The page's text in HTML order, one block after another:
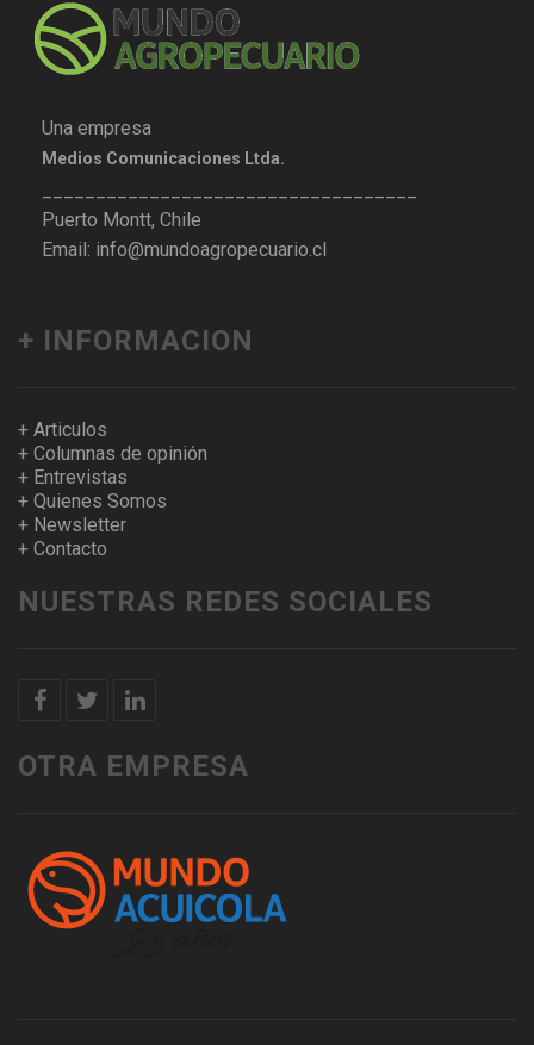
Una empresa
Medios Comunicaciones Ltda.
Puerto Montt, Chile
Email: info@mundoagropecuario.cl
+ INFORMACION
+ Articulos
+ Columnas de opinión
+ Entrevistas
+ Quienes Somos
+ Newsletter
+ Contacto
NUESTRAS REDES SOCIALES
OTRA EMPRESA